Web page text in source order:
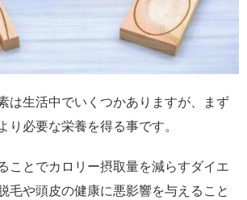
は生活中でいくつかありますが、まず
り必要な栄養を得る事です。
ことでカロリー摂取量を減らすダイエ
毛や頭皮の健康に悪影響を与えること